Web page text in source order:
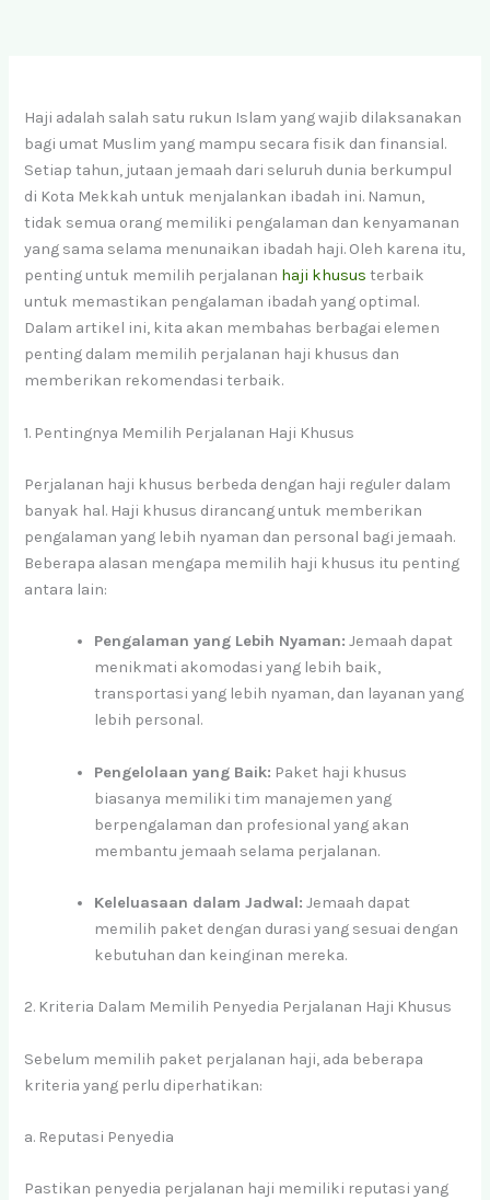
Haji adalah salah satu rukun Islam yang wajib dilaksanakan
bagi umat Muslim yang mampu secara fisik dan finansial.
Setiap tahun, jutaan jemaah dari seluruh dunia berkumpul
di Kota Mekkah untuk menjalankan ibadah ini. Namun,
tidak semua orang memiliki pengalaman dan kenyamanan
yang sama selama menunaikan ibadah haji. Oleh karena itu,
penting untuk memilih perjalanan haji khusus terbaik
untuk memastikan pengalaman ibadah yang optimal.
Dalam artikel ini, kita akan membahas berbagai elemen
penting dalam memilih perjalanan haji khusus dan
memberikan rekomendasi terbaik.
1. Pentingnya Memilih Perjalanan Haji Khusus
Perjalanan haji khusus berbeda dengan haji reguler dalam
banyak hal. Haji khusus dirancang untuk memberikan
pengalaman yang lebih nyaman dan personal bagi jemaah.
Beberapa alasan mengapa memilih haji khusus itu penting
antara lain:
Pengalaman yang Lebih Nyaman: Jemaah dapat
menikmati akomodasi yang lebih baik,
transportasi yang lebih nyaman, dan layanan yang
lebih personal.
Pengelolaan yang Baik: Paket haji khusus
biasanya memiliki tim manajemen yang
berpengalaman dan profesional yang akan
membantu jemaah selama perjalanan.
Keleluasaan dalam Jadwal: Jemaah dapat
memilih paket dengan durasi yang sesuai dengan
kebutuhan dan keinginan mereka.
2. Kriteria Dalam Memilih Penyedia Perjalanan Haji Khusus
Sebelum memilih paket perjalanan haji, ada beberapa
kriteria yang perlu diperhatikan:
a. Reputasi Penyedia
Pastikan penyedia perjalanan haji memiliki reputasi yang